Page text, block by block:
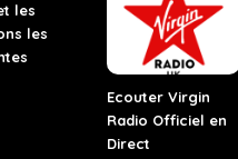
les
les
Ecouter Virgin
Radio Officiel en
Direct